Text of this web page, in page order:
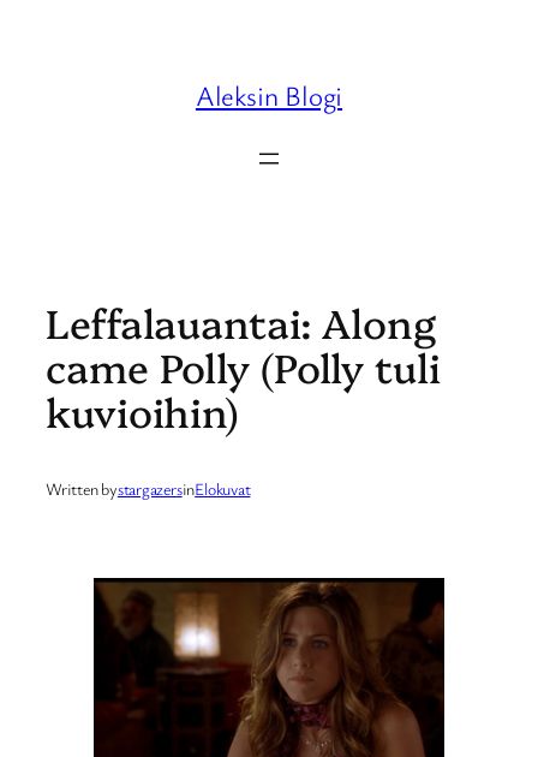
Aleksin Blogi
Leffalauantai: Along
came Polly (Polly tuli
kuvioihin)
Written bystargazersinElokuvat